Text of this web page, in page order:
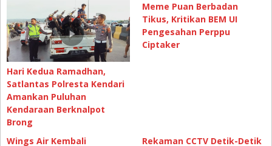
Hari Kedua Ramadhan,
Satlantas Polresta Kendari
Amankan Puluhan
Kendaraan Berknalpot
Brong
Meme Puan Berbadan
Tikus, Kritikan BEM UI
Pengesahan Perppu
Ciptaker
Wings Air Kembali Rekaman CCTV Detik-Detik